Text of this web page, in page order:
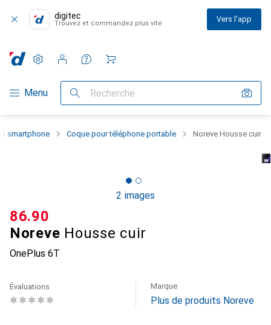
digitec
Trouvez et commandez plus vite Vers l'app
Navigation par catégorie
Menu Recherche
Paramètres
Compte client
Listes de comparaison
Listes d'envies
Panier
smartphone Coque pour téléphone portable Noreve Housse cuir
2 images
Noreve Housse cuir
OnePlus 6T
CHF
86.90
Évaluations Marque
Plus de produits Noreve